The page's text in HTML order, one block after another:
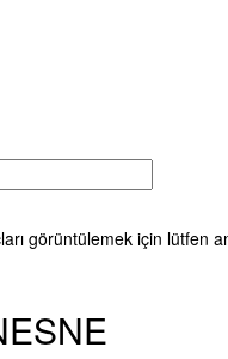
görüntülemek için lütfen